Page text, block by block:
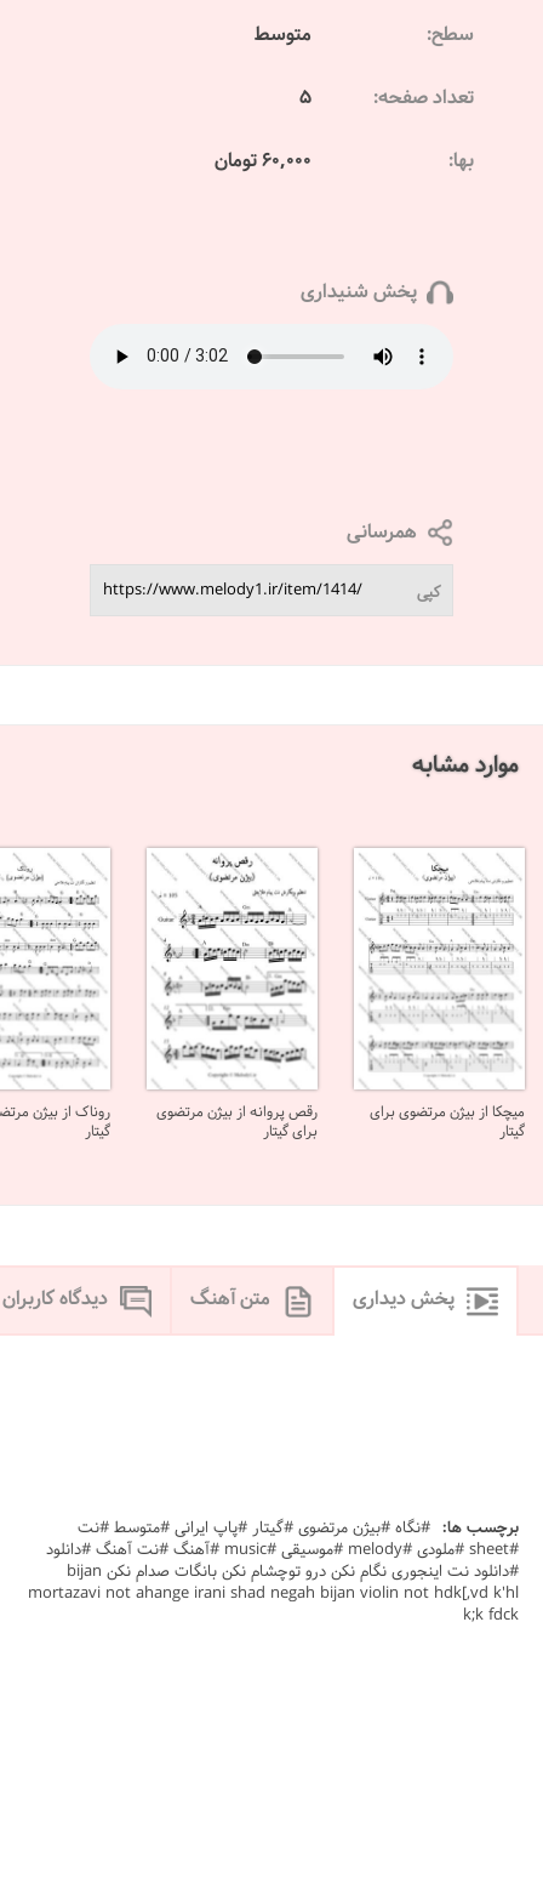
سطح: متوسط
تعداد صفحه: 5
بها: 60,000 تومان
پخش شنیداری
همرسانی
کپی
موارد مشابه
میچکا از بیژن مرتضوی برای
گیتار
رقص پروانه از بیژن مرتضوی
برای گیتار
روناک از بیژن
گیتار
پخش دیداری متن آهنگ دیدگاه کاربران
برچسب ها: #نگاه #بیژن مرتضوی #گیتار #پاپ ایرانی #متوسط #نت
#sheet #ملودی #melody #موسیقی #music #آهنگ #نت آهنگ #دانلود
#دانلود نت اینجوری نگام نکن درو توچشام نکن بانگات صدام نکن bijan
mortazavi not ahange irani shad negah bijan violin not hdk[,vd k'hl
k;k fdck